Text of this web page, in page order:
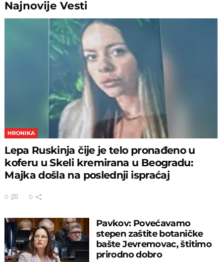
NajnovijeVesti
HRONIKA
Lepa Ruskinja čije je telo pronađeno u
koferu u Skeli kremirana u Beogradu:
Majka došla na poslednji ispraćaj
0 0
Pavkov: Povećavamo
stepen zaštite botaničke
bašte Jevremovac, štitimo
prirodno dobro